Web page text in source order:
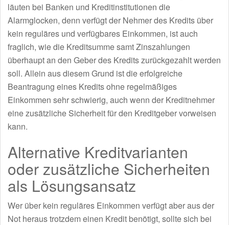
läuten bei Banken und Kreditinstitutionen die
Alarmglocken, denn verfügt der Nehmer des Kredits über
kein reguläres und verfügbares Einkommen, ist auch
fraglich, wie die Kreditsumme samt Zinszahlungen
überhaupt an den Geber des Kredits zurückgezahlt werden
soll. Allein aus diesem Grund ist die erfolgreiche
Beantragung eines Kredits ohne regelmäßiges
Einkommen sehr schwierig, auch wenn der Kreditnehmer
eine zusätzliche Sicherheit für den Kreditgeber vorweisen
kann.
Alternative Kreditvarianten
oder zusätzliche Sicherheiten
als Lösungsansatz
Wer über kein reguläres Einkommen verfügt aber aus der
Not heraus trotzdem einen Kredit benötigt, sollte sich bei